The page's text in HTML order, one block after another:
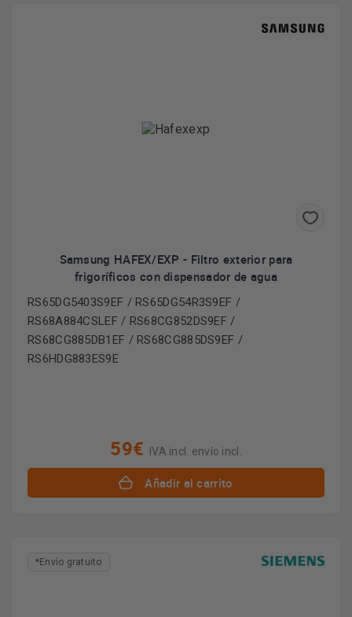
Samsung HAFEX/EXP - Filtro exterior para
frigoríficos con dispensador de agua
RS65DG5403S9EF / RS65DG54R3S9EF /
RS68A884CSLEF / RS68CG852DS9EF /
RS68CG885DB1EF / RS68CG885DS9EF /
RS6HDG883ES9E
59€ IVA incl. envío incl.
Añadir al carrito
*Envío gratuito